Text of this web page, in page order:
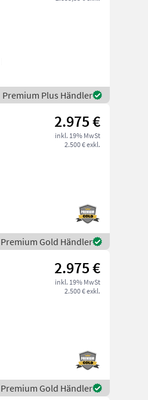
Premium Plus Händler
2.975 €
inkl. 19% MwSt
2.500 € exkl.
Premium Gold Händler
2.975 €
inkl. 19% MwSt
2.500 € exkl.
Premium Gold Händler